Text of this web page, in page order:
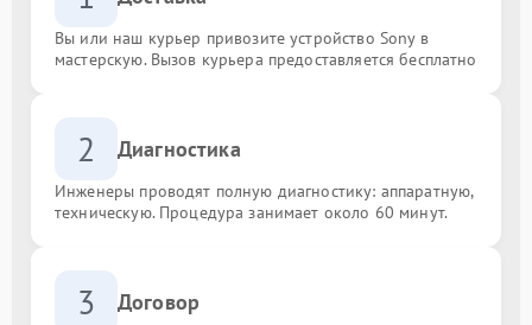
Вы или наш курьер привозите устройство Sony в
мастерскую. Вызов курьера предоставляется бесплатно
2 Диагностика
Инженеры проводят полную диагностику: аппаратную,
техническую. Процедура занимает около 60 минут.
3 Договор